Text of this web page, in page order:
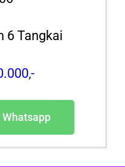
6 Tangkai